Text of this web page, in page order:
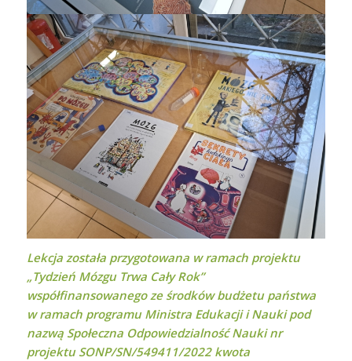
Lekcja została przygotowana w ramach projektu
„Tydzień Mózgu Trwa Cały Rok”
współfinansowanego ze środków budżetu państwa
w ramach programu Ministra Edukacji i Nauki pod
nazwą Społeczna Odpowiedzialność Nauki nr
projektu SONP/SN/549411/2022 kwota